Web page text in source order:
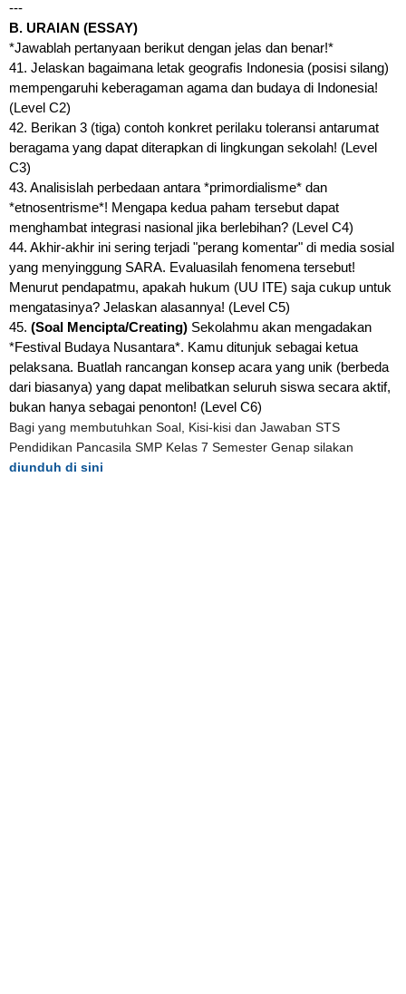
---
B. URAIAN (ESSAY)
*Jawablah pertanyaan berikut dengan jelas dan benar!*
41. Jelaskan bagaimana letak geografis Indonesia (posisi silang)
mempengaruhi keberagaman agama dan budaya di Indonesia!
(Level C2)
42. Berikan 3 (tiga) contoh konkret perilaku toleransi antarumat
beragama yang dapat diterapkan di lingkungan sekolah! (Level
C3)
43. Analisislah perbedaan antara *primordialisme* dan
*etnosentrisme*! Mengapa kedua paham tersebut dapat
menghambat integrasi nasional jika berlebihan? (Level C4)
44. Akhir-akhir ini sering terjadi "perang komentar" di media sosial
yang menyinggung SARA. Evaluasilah fenomena tersebut!
Menurut pendapatmu, apakah hukum (UU ITE) saja cukup untuk
mengatasinya? Jelaskan alasannya! (Level C5)
45. (Soal Mencipta/Creating) Sekolahmu akan mengadakan
*Festival Budaya Nusantara*. Kamu ditunjuk sebagai ketua
pelaksana. Buatlah rancangan konsep acara yang unik (berbeda
dari biasanya) yang dapat melibatkan seluruh siswa secara aktif,
bukan hanya sebagai penonton! (Level C6)
Bagi yang membutuhkan Soal, Kisi-kisi dan Jawaban STS
Pendidikan Pancasila SMP Kelas 7 Semester Genap silakan
diunduh di sini